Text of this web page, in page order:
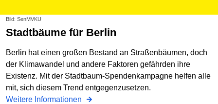
Bild: SenMVKU
Stadtbäume für Berlin
Berlin hat einen großen Bestand an Straßenbäumen, doch
der Klimawandel und andere Faktoren gefährden ihre
Existenz. Mit der Stadtbaum-Spendenkampagne helfen alle
mit, sich diesem Trend entgegenzusetzen.
Weitere Informationen